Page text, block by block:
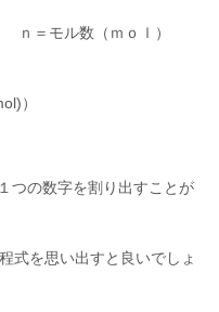
ｎ＝モル数（ｍｏｌ）
）
つの数字を割り出すことが
式を思い出すと良いでしょ